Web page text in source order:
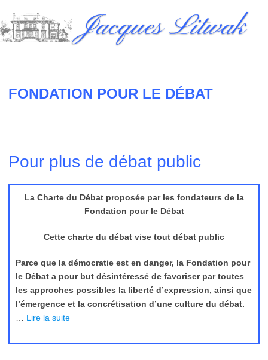
to
content
Jacques Litwak
FONDATION POUR LE DÉBAT
Pour plus de débat public
La Charte du Débat proposée par les fondateurs de la
Fondation pour le Débat
Cette charte du débat vise tout débat public
Parce que la démocratie est en danger, la Fondation pour
le Débat a pour but désintéressé de favoriser par toutes
les approches possibles la liberté d’expression, ainsi que
l’émergence et la concrétisation d’une culture du débat.
Lire la suite